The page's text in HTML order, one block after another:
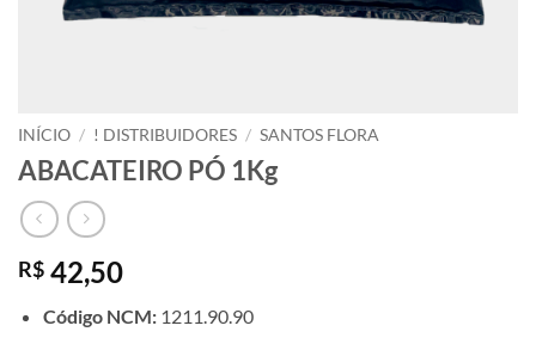
INÍCIO / ! DISTRIBUIDORES / SANTOS FLORA
ABACATEIRO PÓ 1Kg
R$ 42,50
Código NCM:1211.90.90